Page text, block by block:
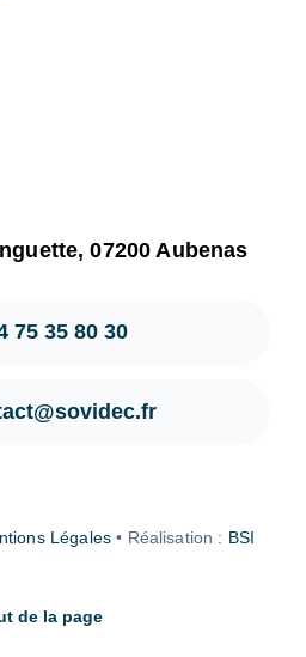
07200 Aubenas
75 35 80 30
Légales • Réalisation : BSI
de la page